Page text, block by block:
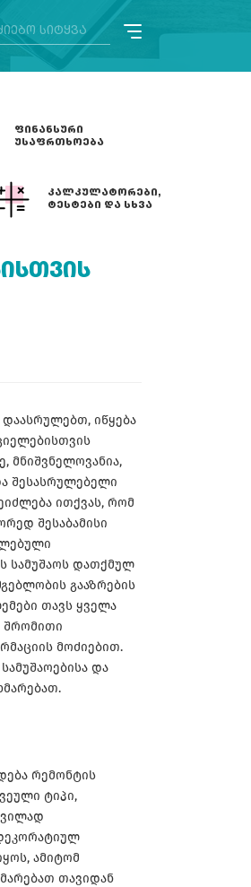
ᲤᲘᲜᲐᲜᲡᲣᲠᲘ
ᲣᲡᲐᲤᲠᲗᲮᲝᲔᲑᲐ
ᲙᲐᲚᲙᲣᲚᲐᲢᲝᲠᲔᲑᲘ,
ᲢᲔᲡᲢᲔᲑᲘ ᲓᲐ ᲡᲮᲕᲐ
დაასრულებთ, იწყება
მნიშვნელოვანია,
შესასრულებელი
ითქვას, რომ
შესაბამისი
სამუშაოს დათქმულ
გააზრების
თავს ყველა
შრომითი
მოძიებით.
და
რემონტის
ტიპი,
ამიტომ
თავიდან